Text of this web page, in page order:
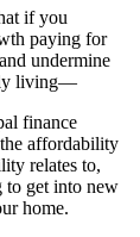
if you
paying for
undermine
living—
finance
affordability
relates to,
to get into new
home.